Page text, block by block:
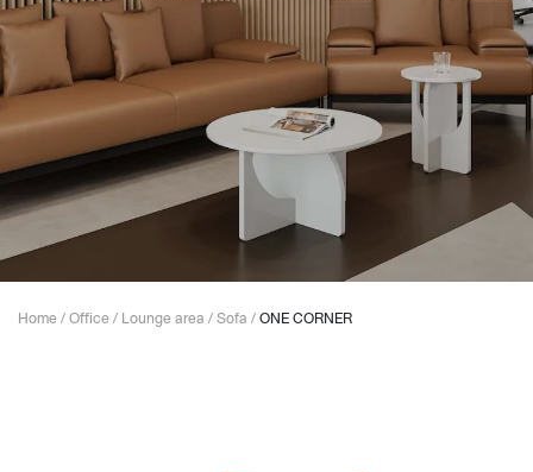
Home/Office/Lounge area/Sofa/ONE CORNER